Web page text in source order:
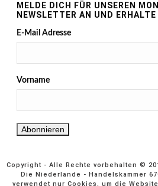
MELDE DICH FÜR UNSEREN
NEWSLETTER AN UND
E-Mail Adresse
Vorname
Copyright - Alle Rechte vorbehalten ©
Die Niederlande - Handelskammer
verwendet nur Cookies, um die